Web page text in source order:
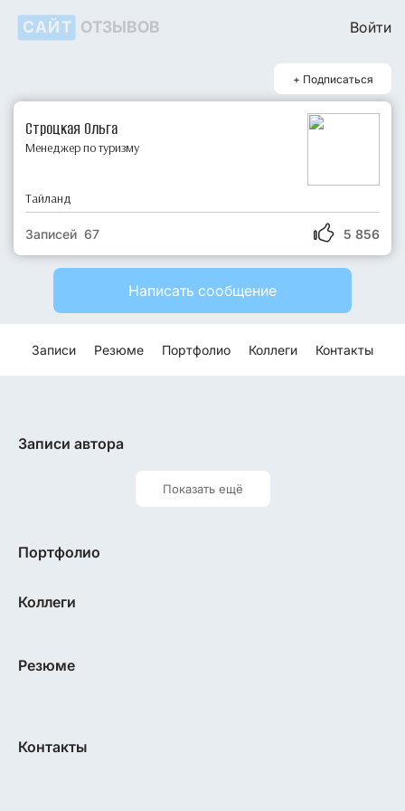
САЙТ ОТЗЫВОВ Войти
+ Подписаться
Строцкая Ольга
Менеджер по туризму
Тайланд
5 856
Записей 67
Написать сообщение
Записи Резюме Портфолио Коллеги Контакты
Записи автора
Показать ещё
Портфолио
Коллеги
Резюме
Контакты